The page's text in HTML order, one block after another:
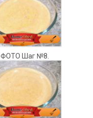
ФОТО Шаг №8.